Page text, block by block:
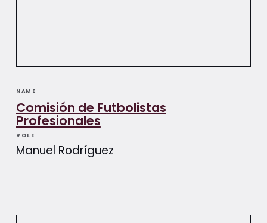
NAME
Comisión de Futbolistas
Profesionales
ROLE
Manuel Rodríguez